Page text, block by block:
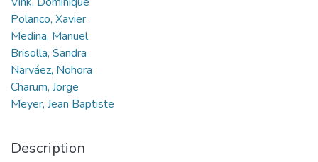
Polanco, Xavier
Medina, Manuel
Brisolla, Sandra
Narváez, Nohora
Charum, Jorge
Meyer, Jean Baptiste
Description